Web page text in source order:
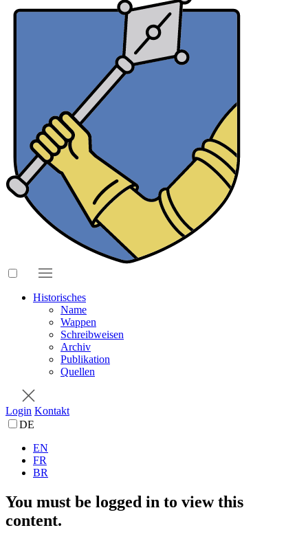
Historisches
Name
Wappen
Schreibweisen
Archiv
Publikation
Quellen
Login Kontakt
DE
EN
FR
BR
You must be logged in to view this
content.